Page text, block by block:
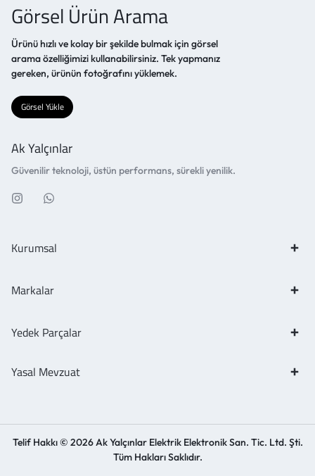
Görsel Ürün Arama
Ürünü hızlı ve kolay bir şekilde bulmak için görsel
arama özelliğimizi kullanabilirsiniz. Tek yapmanız
gereken, ürünün fotoğrafını yüklemek.
Görsel Yükle
Ak Yalçınlar
Güvenilir teknoloji, üstün performans, sürekli yenilik.
Kurumsal
Markalar
Yedek Parçalar
Yasal Mevzuat
Telif Hakkı © 2026 Ak Yalçınlar Elektrik Elektronik San. Tic. Ltd. Şti.
Tüm Hakları Saklıdır.